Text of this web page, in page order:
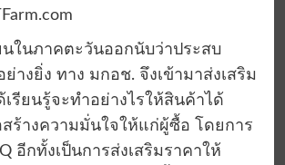
นในภาคตะวันออกนับว่าประสบ
ย่างยิ่ง ทาง มกอช. จึงเข้ามาส่งเสริม
เรียนรู้จะทำอย่างไรให้สินค้าได้
สร้างความมั่นใจให้แก่ผู้ซื้อ โดยการ
อีกทั้งเป็นการส่งเสริมราคาให้